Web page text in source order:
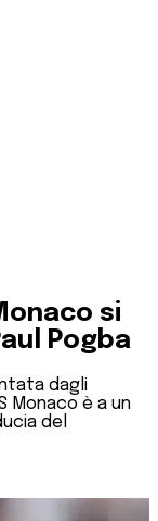
si
Pogba
dagli
Monaco è a un
del